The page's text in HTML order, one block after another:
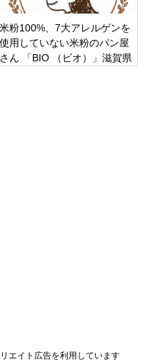
米粉100%、7大アレルゲンを
使用していない米粉のパン屋
さん 「BIO （ビオ）」滋賀県
エイト広告を利用しています